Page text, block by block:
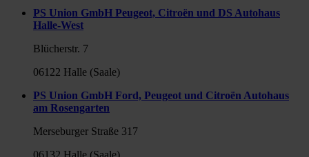
PS Union GmbH Peugeot, Citroën und DS Autohaus
Halle-West
Blücherstr. 7
06122 Halle (Saale)
PS Union GmbH Ford, Peugeot und Citroën Autohaus
am Rosengarten
Merseburger Straße 317